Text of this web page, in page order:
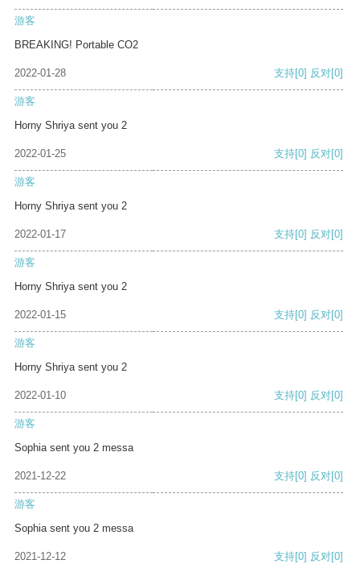
游客
BREAKING! Portable CO2
2022-01-28 支持[0] 反对[0]
游客
Horny Shriya sent you 2
2022-01-25 支持[0] 反对[0]
游客
Horny Shriya sent you 2
2022-01-17 支持[0] 反对[0]
游客
Horny Shriya sent you 2
2022-01-15 支持[0] 反对[0]
游客
Horny Shriya sent you 2
2022-01-10 支持[0] 反对[0]
游客
Sophia sent you 2 messa
2021-12-22 支持[0] 反对[0]
游客
Sophia sent you 2 messa
2021-12-12 支持[0] 反对[0]